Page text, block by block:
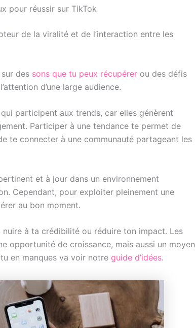
pour réussir sur TikTok
de la viralité et de l’interaction entre les
des sons que tu peux récupérer ou des défis
d’une large audience.
participent aux trends, car elles génèrent
Participer à une tendance te permet de
te connecter à une communauté partageant les
et à jour dans un environnement
Cependant, pour exploiter pleinement une
au bon moment.
à ta crédibilité ou réduire ton impact. Les
opportunité de croissance, mais aussi un moyen
en manques va voir notre guide d’idées.